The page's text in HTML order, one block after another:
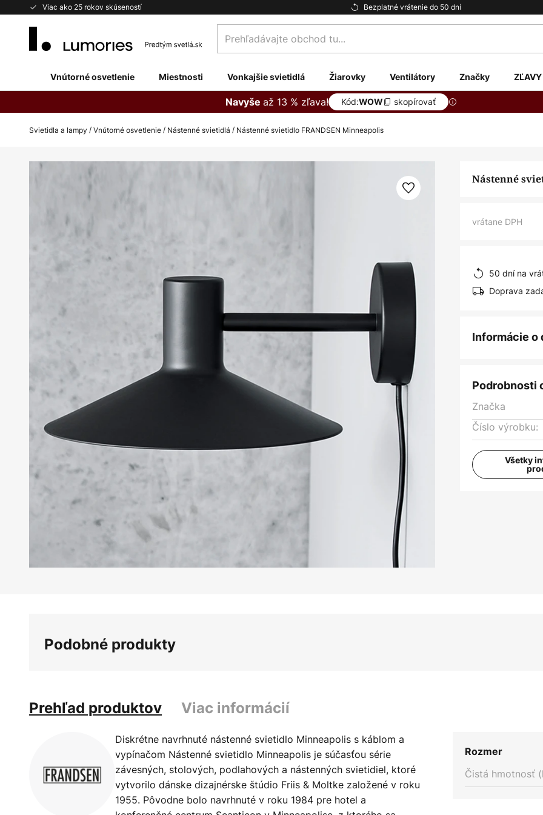
Viac ako 25 rokov skúseností Bezplatné vrátenie do 50 dní
Skip
Prehľadávajte
obchod
Vnútorné osvetlenie Miestnosti Vonkajšie svietidlá Žiarovky Ventilátory Značky ZĽAVY
Navyše až 13 % zľava! Kód:WOW skopírovať
Svietidla a lampy Vnútorné osvetlenie Nástenné svietidlá Nástenné svietidlo FRANDSEN Minneapolis
Preskočiť
obrázkov
obrázkov
Nástenné
vrátane DPH
50 dní na
Doprava
Informácie o
Podrobnosti
Značka
Číslo výrobku:
Všetky
Podobné produkty
Prehľad produktov Viac informácií
Diskrétne navrhnuté nástenné svietidlo Minneapolis s káblom a
vypínačom Nástenné svietidlo Minneapolis je súčasťou série
závesných, stolových, podlahových a nástenných svietidiel, ktoré
vytvorilo dánske dizajnérske štúdio Friis & Moltke založené v roku
1955. Pôvodne bolo navrhnuté v roku 1984 pre hotel a
Rozmer
Čistá hmotnosť